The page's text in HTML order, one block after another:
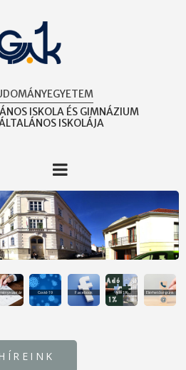
ISKOLA ÉS GIMNÁZIUM
ISKOLÁJA
Covid-19 Facebook Adó 1% Elérhetőségünk
HÍREINK